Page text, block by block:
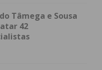
Tâmega e Sousa
42